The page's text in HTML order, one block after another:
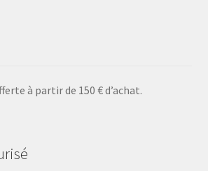
à partir de 150 € d’achat.